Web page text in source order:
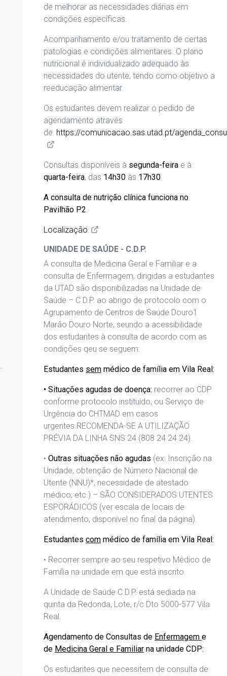
de melhorar as necessidades diárias em
condições específicas.
Acompanhamento e/ou tratamento de certas
patologias e condições alimentares. O plano
nutricional é individualizado adequado às
necessidades do utente, tendo como objetivo a
reeducação alimentar.
Os estudantes devem realizar o pedido de
agendamento através
de: https://comunicacao.sas.utad.pt/
Consultas disponíveis à segunda-feira e à
quarta-feira, das 14h30 às 17h30.
A consulta de nutrição clínica funciona no
Pavilhão P2.
Localização
UNIDADE DE SAÚDE - C.D.P.
A consulta de Medicina Geral e Familiar e a
consulta de Enfermagem, dirigidas a estudantes
da UTAD são disponibilizadas na Unidade de
Saúde – C.D.P. ao abrigo de protocolo com o
Agrupamento de Centros de Saúde Douro1
Marão Douro Norte, seundo a acessibilidade
dos estudantes à consulta de acordo com as
condições qeu se seguem:
Estudantes sem médico de família em Vila Real:
• Situações agudas de doença: recorrer ao CDP
conforme protocolo instituído, ou Serviço de
Urgência do CHTMAD em casos
urgentes.RECOMENDA-SE A UTILIZAÇÃO
PRÉVIA DA LINHA SNS 24 (808 24 24 24).
• Outras situações não agudas (ex: Inscrição na
Unidade, obtenção de Número Nacional de
Utente (NNU)*, necessidade de atestado
médico, etc.) – SÃO CONSIDERADOS UTENTES
ESPORÁDICOS (ver escala de locais de
atendimento, disponível no final da página).
Estudantes com médico de família em Vila Real:
• Recorrer sempre ao seu respetivo Médico de
Família na unidade em que está inscrito.
A Unidade de Saúde C.D.P. está sediada na
quinta da Redonda, Lote, r/c Dto 5000-577 Vila
Real.
Agendamento de Consultas de Enfermagem e
de Medicina Geral e Familiar na unidade CDP:
Os estudantes que necessitem de consulta de